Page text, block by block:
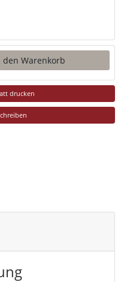
den Warenkorb
drucken